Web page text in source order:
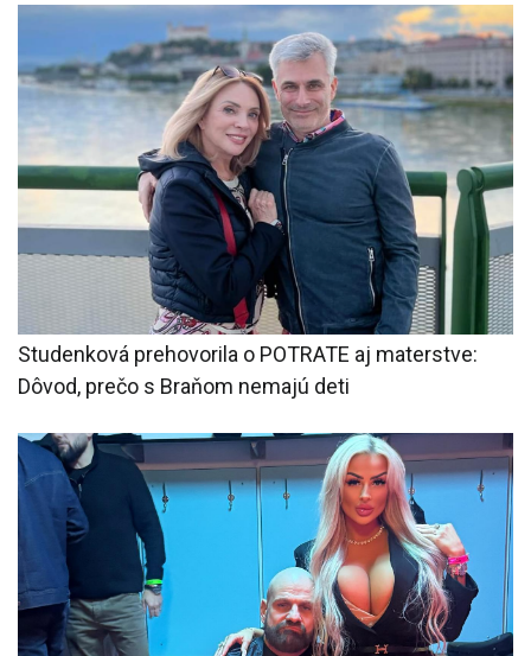
Studenková prehovorila o POTRATE aj materstve:
Dôvod, prečo s Braňom nemajú deti